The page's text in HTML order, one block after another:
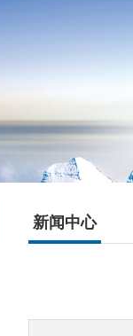
新闻中心